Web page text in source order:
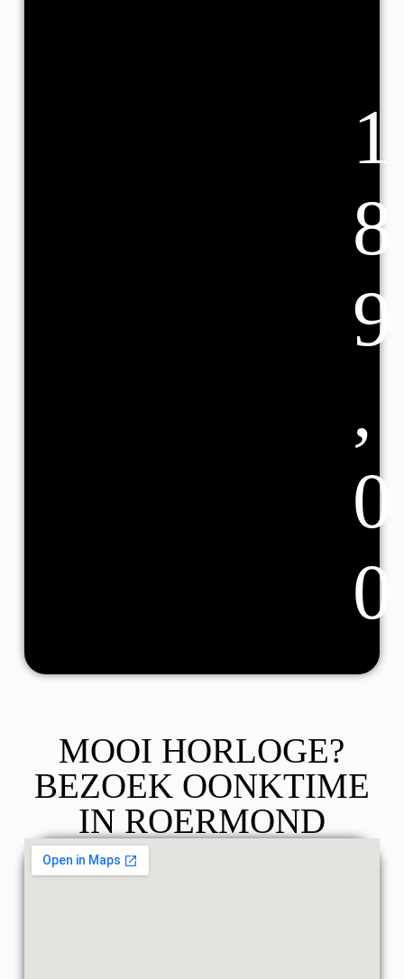
1
8
9
,
0
0
MOOI HORLOGE?
BEZOEK OONKTIME
IN ROERMOND